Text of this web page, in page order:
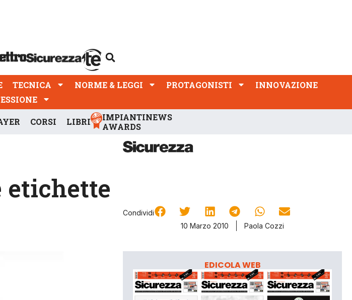
TECNICA NORME & LEGGI PROTAGONISTI
INNOVAZIONE
CORSI LIBRI
IMPIANTINEWS
AWARDS
etichette
Condividi
10 Marzo 2010
Paola Cozzi
EDICOLA WEB